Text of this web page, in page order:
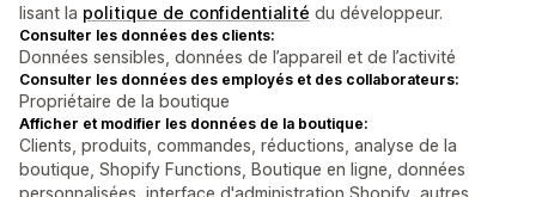
lisant la politique de confidentialité du développeur.
Consulter les données des clients:
Données sensibles, données de l’appareil et de l’activité
Consulter les données des employés et des collaborateurs:
Propriétaire de la boutique
Afficher et modifier les données de la boutique:
Clients, produits, commandes, réductions, analyse de la
boutique, Shopify Functions, Boutique en ligne, données
personnalisées, interface d'administration Shopify, autres